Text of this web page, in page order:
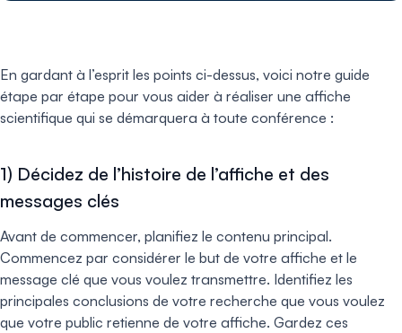
En gardant à l’esprit les points ci-dessus, voici notre guide
étape par étape pour vous aider à réaliser une affiche
scientifique qui se démarquera à toute conférence :
1) Décidez de l’histoire de l’affiche et des
messages clés
Avant de commencer, planifiez le contenu principal.
Commencez par considérer le but de votre affiche et le
message clé que vous voulez transmettre. Identifiez les
principales conclusions de votre recherche que vous voulez
que votre public retienne de votre affiche. Gardez ces